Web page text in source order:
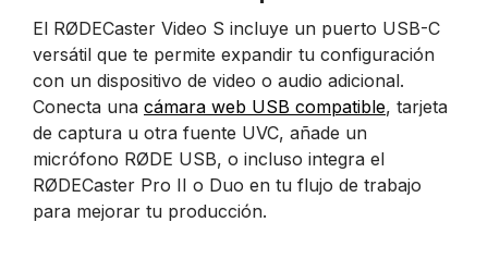
El RØDECaster Video S incluye un puerto USB-C
versátil que te permite expandir tu configuración
con un dispositivo de video o audio adicional.
Conecta una cámara web USB compatible, tarjeta
de captura u otra fuente UVC, añade un
micrófono RØDE USB, o incluso integra el
RØDECaster Pro II o Duo en tu flujo de trabajo
para mejorar tu producción.